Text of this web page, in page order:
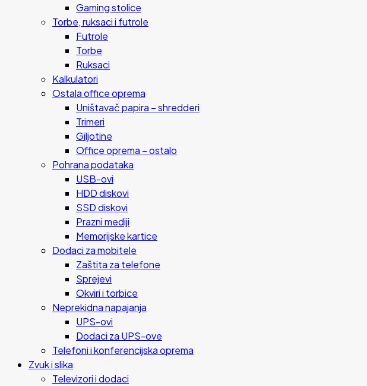
Gaming stolice
Torbe, ruksaci i futrole
Futrole
Torbe
Ruksaci
Kalkulatori
Ostala office oprema
Uništavač papira – shredderi
Trimeri
Giljotine
Office oprema – ostalo
Pohrana podataka
USB-ovi
HDD diskovi
SSD diskovi
Prazni mediji
Memorijske kartice
Dodaci za mobitele
Zaštita za telefone
Sprejevi
Okviri i torbice
Neprekidna napajanja
UPS-ovi
Dodaci za UPS-ove
Telefoni i konferencijska oprema
Zvuk i slika
Televizori i dodaci